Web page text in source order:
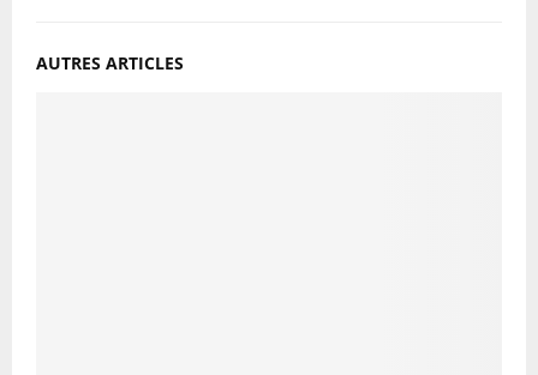
AUTRES ARTICLES